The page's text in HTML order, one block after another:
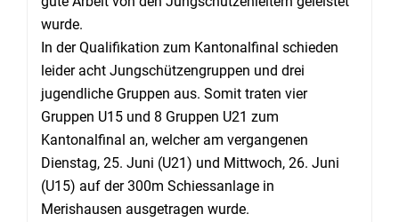
wurde.
In der Qualifikation zum Kantonalfinal schieden
leider acht Jungschützengruppen und drei
jugendliche Gruppen aus. Somit traten vier
Gruppen U15 und 8 Gruppen U21 zum
Kantonalfinal an, welcher am vergangenen
Dienstag, 25. Juni (U21) und Mittwoch, 26. Juni
(U15) auf der 300m Schiessanlage in
Merishausen ausgetragen wurde.